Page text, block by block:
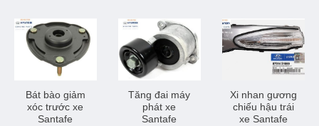
Bát bào giảm
xóc trước xe
Santafe
Tăng đai máy
phát xe
Santafe
Xi nhan gương
chiếu hậu trái
xe Santafe